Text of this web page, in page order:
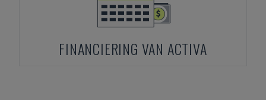
FINANCIERING VAN ACTIVA